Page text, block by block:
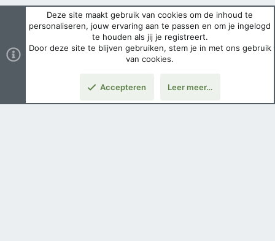
Deze site maakt gebruik van cookies om de inhoud te
personaliseren, jouw ervaring aan te passen en om je ingelogd
te houden als jij je registreert.
Door deze site te blijven gebruiken, stem je in met ons gebruik
van cookies.
Accepteren Leer meer…